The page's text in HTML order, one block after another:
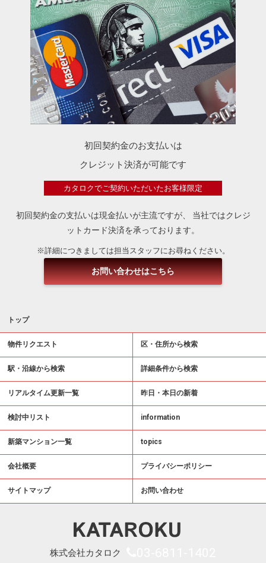
初回契約金のお支払いは
クレジット決済が可能です
カタロクでご契約いただいたお客様限定
初回契約金の支払いは現金払いが主流ですが、
当社ではクレジ
ットカード決済を承っております。
※詳細につきましては担当スタッフにお尋ねください。
お問い合わせはこちら
トップ
物件リクエスト 区・住所から検索
駅・沿線から検索 詳細条件から検索
リアルタイム更新一覧 昨日・本日の新着
検討中リスト information
新築マンション一覧 topics
会社概要 プライバシーポリシー
サイトマップ お問い合わせ
株式会社カタロク